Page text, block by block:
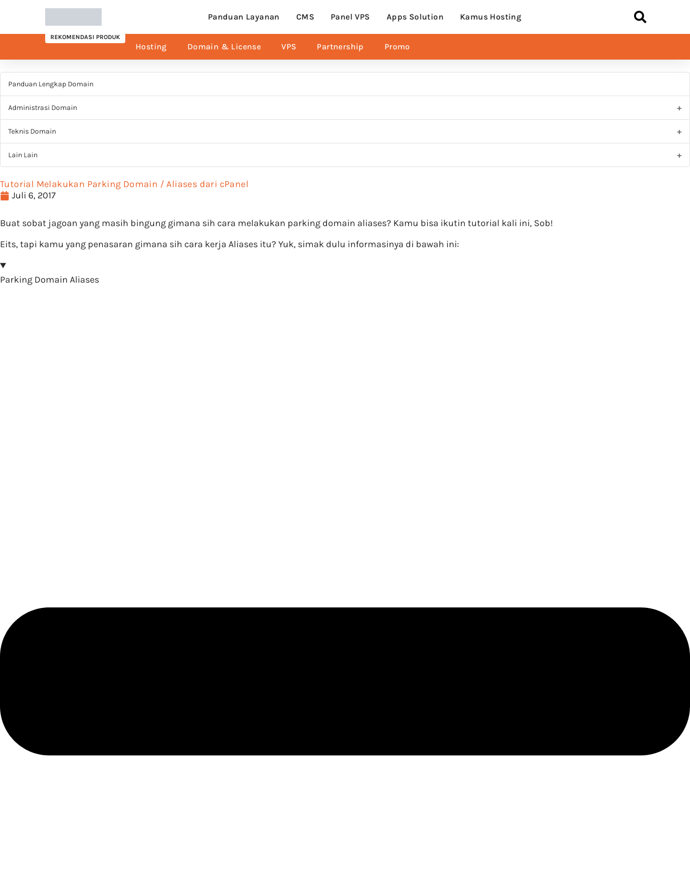
Panduan Layanan CMS Panel VPS Apps Solution Kamus Hosting
REKOMENDASI PRODUK
Hosting Domain & License VPS Partnership Promo
Panduan Lengkap Domain
Administrasi Domain
Teknis Domain
Lain Lain
Tutorial Melakukan Parking Domain / Aliases dari cPanel
Juli 6, 2017
Buat sobat jagoan yang masih bingung gimana sih cara melakukan parking domain aliases? Kamu bisa ikutin tutorial kali ini, Sob!
Eits, tapi kamu yang penasaran gimana sih cara kerja Aliases itu? Yuk, simak dulu informasinya di bawah ini:
Parking Domain Aliases